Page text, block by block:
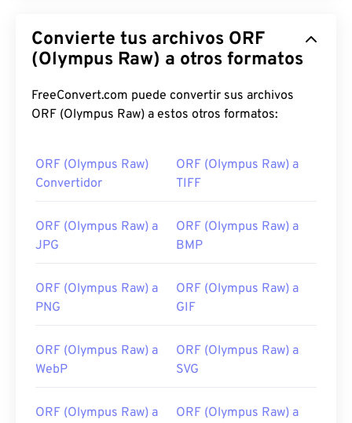
Convierte tus archivos ORF
(Olympus Raw) a otros formatos
FreeConvert.com puede convertir sus archivos
ORF (Olympus Raw) a estos otros formatos:
ORF (Olympus Raw)
Convertidor
ORF (Olympus Raw) a
TIFF
ORF (Olympus Raw) a
JPG
ORF (Olympus Raw) a
BMP
ORF (Olympus Raw) a
PNG
ORF (Olympus Raw) a
GIF
ORF (Olympus Raw) a
WebP
ORF (Olympus Raw) a
SVG
ORF (Olympus Raw) a
ORF (Olympus Raw) a